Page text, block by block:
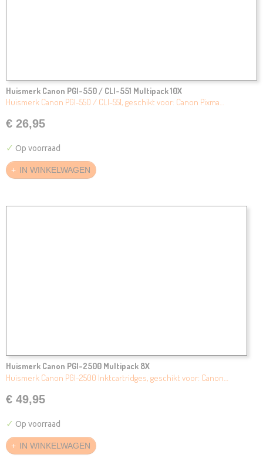
Huismerk Canon PGI-550 / CLI-551 Multipack 10X
Huismerk Canon PGI-550 / CLI-551, geschikt voor: Canon Pixma…
€ 26,95
✓ Op voorraad
IN WINKELWAGEN
Huismerk Canon PGI-2500 Multipack 8X
Huismerk Canon PGI-2500 Inktcartridges, geschikt voor: Canon…
€ 49,95
✓ Op voorraad
IN WINKELWAGEN